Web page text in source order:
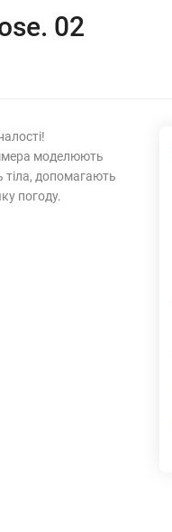
02
моделюють
тіла, допомагають
погоду.